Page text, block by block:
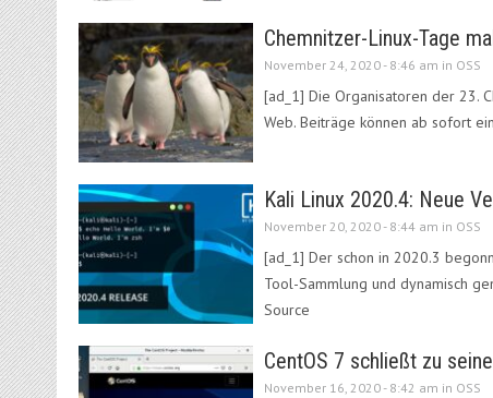
Chemnitzer-Linux-Tage
November 24, 2020 - 8:46 am in OSS
[ad_1] Die Organisatoren der 23.
Web. Beiträge können ab sofort
Kali Linux 2020.4: Neue
November 20, 2020 - 8:44 am in OSS
[ad_1] Der schon in 2020.3
Tool-Sammlung und dynamisch
Source
CentOS 7 schließt zu
November 16, 2020 - 8:42 am in OSS